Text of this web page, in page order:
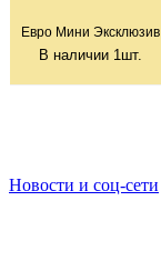
Евро Мини Эксклюзив
В наличии 1шт.
Новости и соц-сети